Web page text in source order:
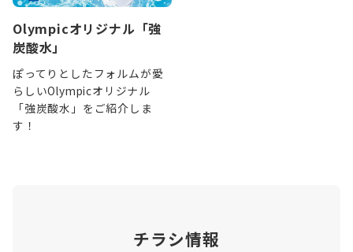
Olympicオリジナル「強
炭酸水」
ぽってりとしたフォルムが愛
らしいOlympicオリジナル
「強炭酸水」をご紹介しま
す！
チラシ情報